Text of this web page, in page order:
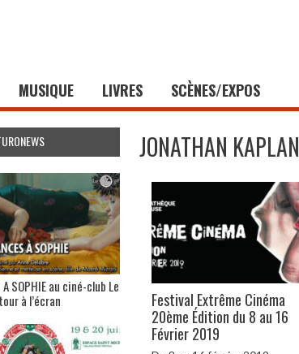
MUSIQUE LIVRES SCÈNES/EXPOS
JONATHAN KAPLAN
Festival Extrême Cinéma
20ème Édition du 8 au 16
Février 2019
A SOPHIE au ciné-club Le
à l’écran